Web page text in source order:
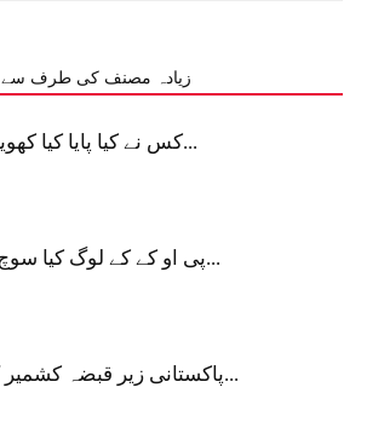
زیادہ مصنف کی طرف سے
کس نے کیا پایا کیا کھویا۔...
پی او کے کے لوگ کیا سوچ ر...
پاکستانی زیر قبضہ کشمیر ک...